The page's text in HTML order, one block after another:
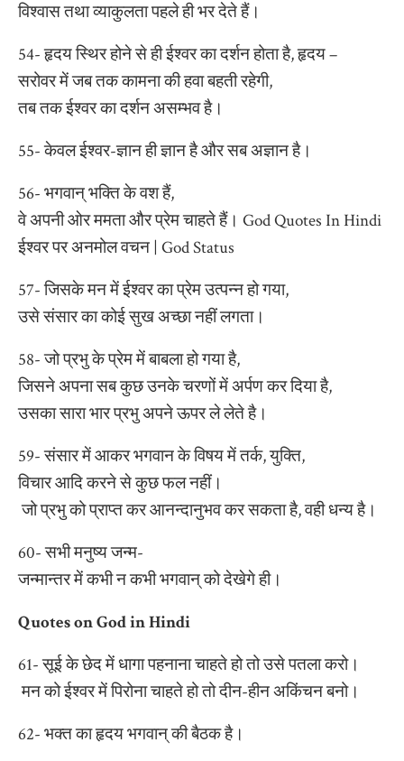
विश्वास तथा व्याकुलता पहले ही भर देते हैं।
54- हृदय स्थिर होने से ही ईश्वर का दर्शन होता है, हृदय –
सरोवर में जब तक कामना की हवा बहती रहेगी,
तब तक ईश्वर का दर्शन असम्भव है।
55- केवल ईश्वर-ज्ञान ही ज्ञान है और सब अज्ञान है।
56- भगवान् भक्ति के वश हैं,
वे अपनी ओर ममता और प्रेम चाहते हैं। God Quotes In Hindi
ईश्वर पर अनमोल वचन | God Status
57- जिसके मन में ईश्वर का प्रेम उत्पन्न हो गया,
उसे संसार का कोई सुख अच्छा नहीं लगता।
58- जो प्रभु के प्रेम में बाबला हो गया है,
जिसने अपना सब कुछ उनके चरणों में अर्पण कर दिया है,
उसका सारा भार प्रभु अपने ऊपर ले लेते है।
59- संसार में आकर भगवान के विषय में तर्क, युक्ति,
विचार आदि करने से कुछ फल नहीं।
जो प्रभु को प्राप्त कर आनन्दानुभव कर सकता है, वही धन्य है।
60- सभी मनुष्य जन्म-
जन्मान्तर में कभी न कभी भगवान् को देखेगे ही।
Quotes on God in Hindi
61- सूई के छेद में धागा पहनाना चाहते हो तो उसे पतला करो।
मन को ईश्वर में पिरोना चाहते हो तो दीन-हीन अकिंचन बनो।
62- भक्त का हृदय भगवान् की बैठक है।